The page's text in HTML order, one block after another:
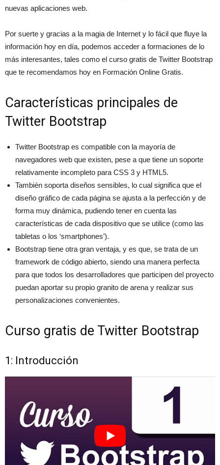
nuevas aplicaciones web.
Por suerte y gracias a la magia de Internet y lo fácil que fluye la
información hoy en día, podemos acceder a formaciones de lo
más interesantes, tales como el curso gratis de Twitter Bootstrap
que te recomendamos hoy en Formación Online Gratis.
Características principales de
Twitter Bootstrap
Twitter Bootstrap es compatible con la mayoría de
navegadores web que existen, pese a que tiene un soporte
relativamente incompleto para CSS 3 y HTML5.
También soporta diseños sensibles, lo cual significa que el
diseño gráfico de cada página se ajusta a la perfección y de
forma muy dinámica, pudiendo tener en cuenta las
características de cada dispositivo que se utilice (como las
tabletas o los ‘smartphones’).
Bootstrap tiene otra gran ventaja, y es que, se trata de un
framework de código abierto, siendo una manera perfecta
para que todos los desarrolladores que participen del proyecto
puedan aportar su propio granito de arena y realizar sus
personalizaciones convenientes.
Curso gratis de Twitter Bootstrap
1: Introducción